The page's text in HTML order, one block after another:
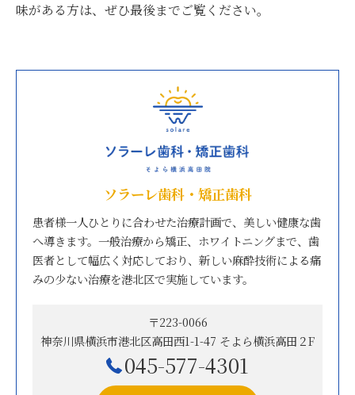
味がある方は、ぜひ最後までご覧ください。
ソラーレ歯科・矯正歯科
患者様一人ひとりに合わせた治療計画で、美しい健康な歯
へ導きます。一般治療から矯正、ホワイトニングまで、歯
医者として幅広く対応しており、新しい麻酔技術による痛
みの少ない治療を港北区で実施しています。
〒223-0066
神奈川県横浜市港北区高田西1-1-47 そよら横浜高田２F
045-577-4301